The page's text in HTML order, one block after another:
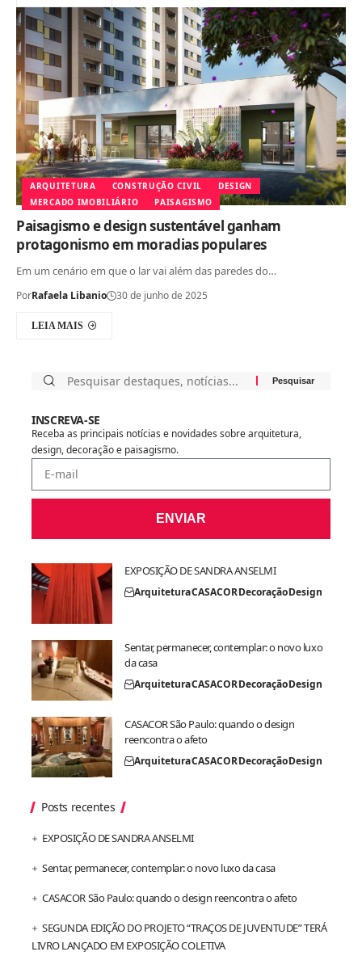
ARQUITETURA CONSTRUÇÃO CIVIL
DESIGN
MERCADO IMOBILIÁRIO
PAISAGISMO
Paisagismo e design sustentável ganham
protagonismo em moradias populares
Em um cenário em que o lar vai além das paredes do…
PorRafaela Libanio 30 de junho de 2025
LEIA MAIS
INSCREVA-SE
Receba as principais notícias e novidades sobre arquitetura,
design, decoração e paisagismo.
ENVIAR
EXPOSIÇÃO DE SANDRA ANSELMI
ArquiteturaCASACORDecoraçãoDesign
Sentar, permanecer, contemplar: o novo luxo
da casa
ArquiteturaCASACORDecoraçãoDesign
CASACOR São Paulo: quando o design
reencontra o afeto
ArquiteturaCASACORDecoraçãoDesign
Posts recentes
EXPOSIÇÃO DE SANDRA ANSELMI
Sentar, permanecer, contemplar: o novo luxo da casa
CASACOR São Paulo: quando o design reencontra o afeto
SEGUNDA EDIÇÃO DO PROJETO “TRAÇOS DE JUVENTUDE” TERÁ
LIVRO LANÇADO EM EXPOSIÇÃO COLETIVA